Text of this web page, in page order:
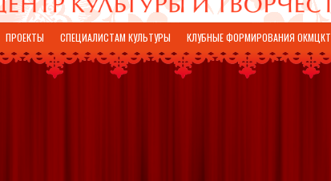
ПРОЕКТЫ СПЕЦИАЛИСТАМ КУЛЬТУРЫ КЛУБНЫЕ ФОРМИРОВАНИЯ ОКМЦКТ